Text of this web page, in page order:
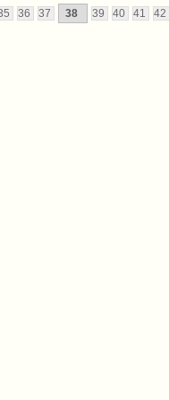
36 37 38 39 40 41 42